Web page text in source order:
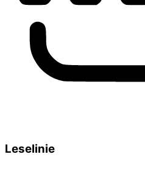
Leselinie